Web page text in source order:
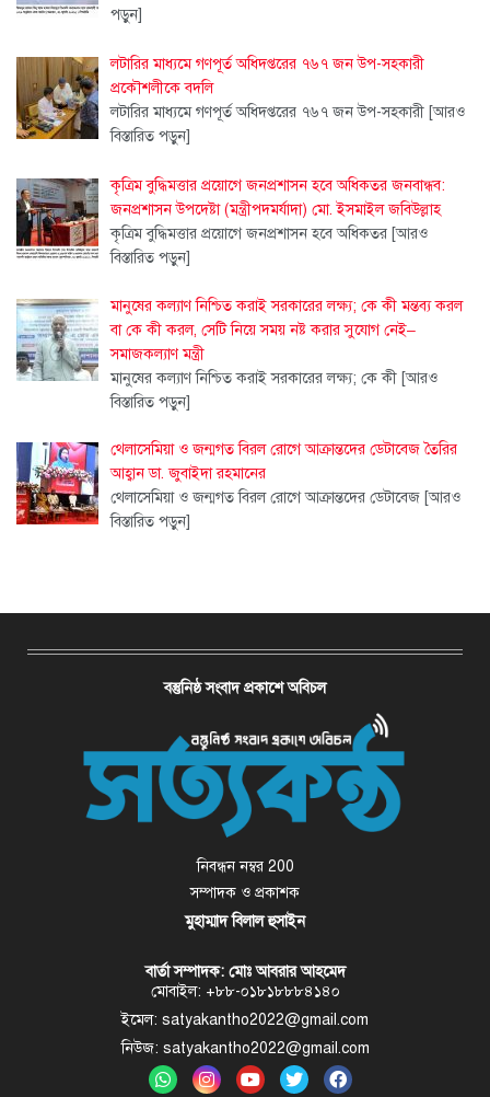
পড়ুন]
লটারির মাধ্যমে গণপূর্ত অধিদপ্তরের ৭৬৭ জন উপ-সহকারী
প্রকৌশলীকে বদলি
লটারির মাধ্যমে গণপূর্ত অধিদপ্তরের ৭৬৭ জন উপ-সহকারী [আরও
বিস্তারিত পড়ুন]
কৃত্রিম বুদ্ধিমত্তার প্রয়োগে জনপ্রশাসন হবে অধিকতর জনবান্ধব:
জনপ্রশাসন উপদেষ্টা (মন্ত্রীপদমর্যাদা) মো. ইসমাইল জবিউল্লাহ
কৃত্রিম বুদ্ধিমত্তার প্রয়োগে জনপ্রশাসন হবে অধিকতর [আরও
বিস্তারিত পড়ুন]
মানুষের কল্যাণ নিশ্চিত করাই সরকারের লক্ষ্য; কে কী মন্তব্য করল
বা কে কী করল, সেটি নিয়ে সময় নষ্ট করার সুযোগ নেই–
সমাজকল্যাণ মন্ত্রী
মানুষের কল্যাণ নিশ্চিত করাই সরকারের লক্ষ্য; কে কী [আরও
বিস্তারিত পড়ুন]
থেলাসেমিয়া ও জন্মগত বিরল রোগে আক্রান্তদের ডেটাবেজ তৈরির
আহ্বান ডা. জুবাইদা রহমানের
থেলাসেমিয়া ও জন্মগত বিরল রোগে আক্রান্তদের ডেটাবেজ [আরও
বিস্তারিত পড়ুন]
বস্তুনিষ্ঠ সংবাদ প্রকাশে অবিচল
নিবন্ধন নম্বর 200
সম্পাদক ও প্রকাশক
মুহাম্মাদ বিলাল হুসাইন
বার্তা সম্পাদক: মোঃ আবরার আহমেদ
মোবাইল: +৮৮-০১৮১৮৮৮৪১৪০
ইমেল: satyakantho2022@gmail.com
নিউজ: satyakantho2022@gmail.com